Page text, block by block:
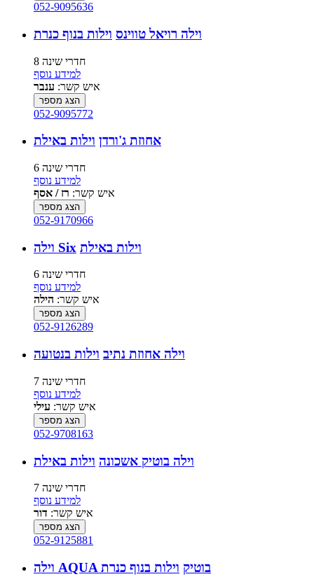
052-9095636
וילה רויאל טווינס וילות בנוף כנרת
8 חדרי שינה
למידע נוסף
איש קשר: ענבר
הצג מספר
052-9095772
אחוזת ג'ורדן וילות באילת
6 חדרי שינה
למידע נוסף
איש קשר: רז / אסף
הצג מספר
052-9170966
וילה Six וילות באילת
6 חדרי שינה
למידע נוסף
איש קשר: הילה
הצג מספר
052-9126289
וילה אחוזת נתיב וילות בנטועה
7 חדרי שינה
למידע נוסף
איש קשר: עילי
הצג מספר
052-9708163
וילה בוטיק אשכונה וילות באילת
7 חדרי שינה
למידע נוסף
איש קשר: דור
הצג מספר
052-9125881
וילה AQUA בוטיק וילות בנוף כנרת